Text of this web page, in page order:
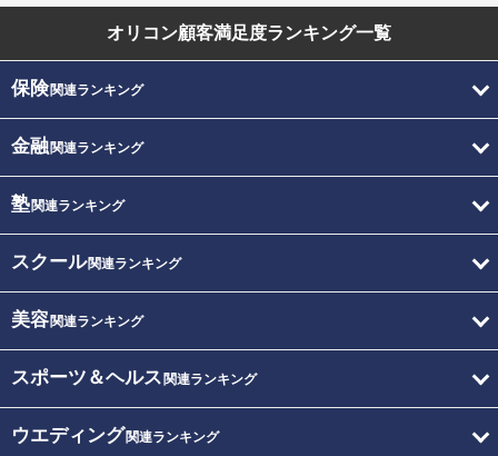
オリコン顧客満足度ランキング一覧
保険関連ランキング
金融関連ランキング
塾関連ランキング
スクール関連ランキング
美容関連ランキング
スポーツ＆ヘルス 関連ランキング
ウエディング関連ランキング